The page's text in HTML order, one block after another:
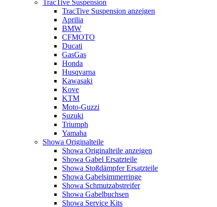
TracTive Suspension
TracTive Suspension anzeigen
Aprilia
BMW
CFMOTO
Ducati
GasGas
Honda
Husqvarna
Kawasaki
Kove
KTM
Moto-Guzzi
Suzuki
Triumph
Yamaha
Showa Originalteile
Showa Originalteile anzeigen
Showa Gabel Ersatzteile
Showa Stoßdämpfer Ersatzteile
Showa Gabelsimmerringe
Showa Schmutzabstreifer
Showa Gabelbuchsen
Showa Service Kits